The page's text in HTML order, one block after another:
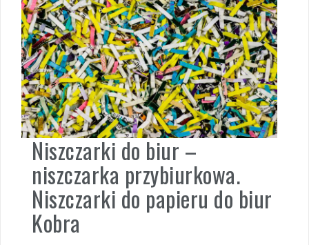
Niszczarki do biur –
niszczarka przybiurkowa.
Niszczarki do papieru do biur
Kobra